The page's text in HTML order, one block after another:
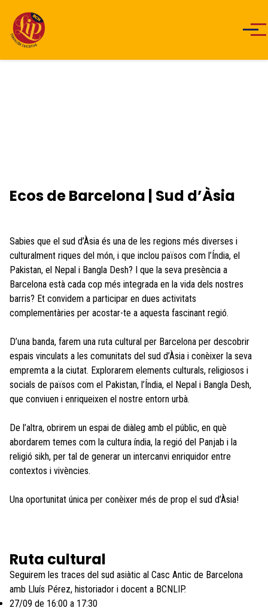
Ecos de Barcelona | Sud d’Àsia
Sabies que el sud d’Àsia és una de les regions més diverses i
culturalment riques del món, i que inclou països com l’Índia, el
Pakistan, el Nepal i Bangla Desh? I que la seva presència a
Barcelona està cada cop més integrada en la vida dels nostres
barris? Et convidem a participar en dues activitats
complementàries per acostar-te a aquesta fascinant regió.
D’una banda, farem una ruta cultural per Barcelona per descobrir
espais vinculats a les comunitats del sud d’Àsia i conèixer la seva
empremta a la ciutat. Explorarem elements culturals, religiosos i
socials de països com el Pakistan, l’Índia, el Nepal i Bangla Desh,
que conviuen i enriqueixen el nostre entorn urbà.
De l’altra, obrirem un espai de diàleg amb el públic, en què
abordarem temes com la cultura índia, la regió del Panjab i la
religió sikh, per tal de generar un intercanvi enriquidor entre
contextos i vivències.
Una oportunitat única per conèixer més de prop el sud d’Àsia!
Ruta cultural
Seguirem les traces del sud asiàtic al Casc Antic de Barcelona
amb Lluís Pérez, historiador i docent a BCNLIP.
27/09 de 16:00 a 17:30